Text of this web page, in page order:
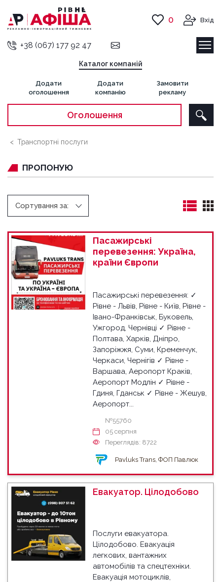
+38 (067) 177 92 47
Каталог компаній
Додати
оголошення
Додати
компанію
Замовити
рекламу
Оголошення
0 Вхід
Транспортні послуги
ПРОПОНУЮ
Сортування за:
Пасажирські
перевезення: Україна,
країни Європи
Пасажирські перевезення: ✓
Рівне - Львів, Рівне - Київ, Рівне -
Івано-Франківськ, Буковель,
Ужгород, Чернівці ✓ Рівне -
Полтава, Харків, Дніпро,
Запоріжжя, Суми, Кременчук,
Черкаси, Чернігів ✓ Рівне -
Варшава, Аеропорт Краків,
Аеропорт Модлін ✓ Рівне -
Гдиня, Гданськ ✓ Рівне - Жешув,
Аеропорт...
№55760
05 серпня
Переглядів: 8722
Pavluks Trans, ФОП Павлюк
Евакуатор. Цілодобово
Послуги евакуатора.
Цілодобово. Евакуація
легкових, вантажних
автомобілів та спецтехніки.
Евакуація мотоциклів,